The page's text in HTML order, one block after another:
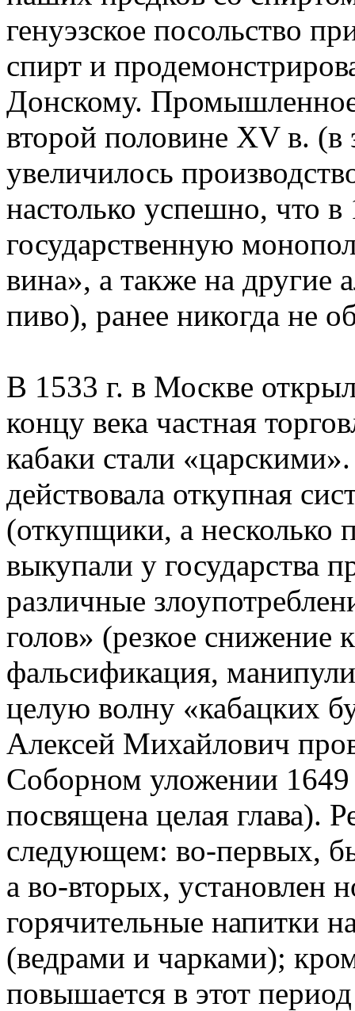
генуэзское посольство
спирт и
Донскому. Промышленное
второй половине ХV в. (в
увеличилось
настолько успешно, что
государственную
вина», а также на другие
пиво), ранее никогда не
В 1533 г. в Москве
концу века частная
кабаки стали
действовала откупная
(откупщики, а несколько
выкупали у государства
различные
голов» (резкое снижение
фальсификация,
целую волну «кабацких
Алексей Михайлович
Соборном уложении 1649
посвящена целая глава).
следующем: во-первых,
а во-вторых, установлен
горячительные напитки
(ведрами и чарками);
повышается в этот